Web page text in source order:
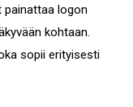
logon
kohtaan.
sopii erityisesti